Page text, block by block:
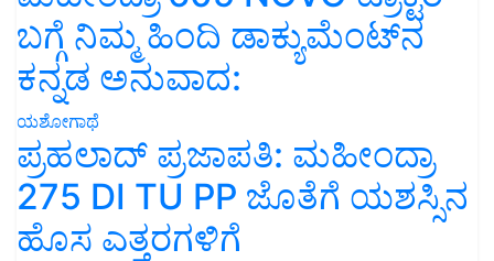
ಬಗ್ಗೆ ನಿಮ್ಮ ಹಿಂದಿ ಡಾಕ್ಯುಮೆಂಟ್‌ನ
ಕನ್ನಡ ಅನುವಾದ:
ಯಶೋಗಾಥೆ
ಪ್ರಹಲಾದ್ ಪ್ರಜಾಪತಿ: ಮಹೀಂದ್ರಾ
275 DI TU PP ಜೊತೆಗೆ ಯಶಸ್ಸಿನ
ಹೊಸ ಎತ್ತರಗಳಿಗೆ